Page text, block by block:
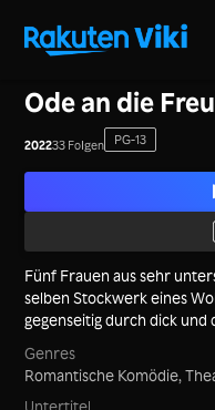
Ode an die
202233 Folgen PG-13
Fünf Frauen aus sehr
selben Stockwerk eines
gegenseitig durch dick und
Genres
Romantische Komödie,
Untertitel